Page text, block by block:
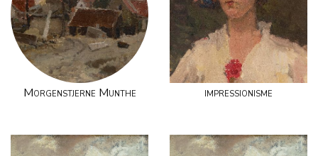
Morgenstjerne Munthe impressionisme